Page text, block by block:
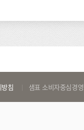
침 샘표 소비자중심경영